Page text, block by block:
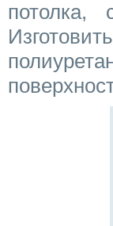
потолка,